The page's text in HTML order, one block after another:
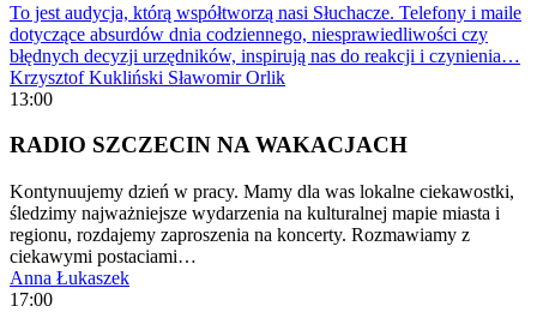
To jest audycja, którą współtworzą nasi Słuchacze. Telefony i maile
dotyczące absurdów dnia codziennego, niesprawiedliwości czy
błędnych decyzji urzędników, inspirują nas do reakcji i czynienia…
Krzysztof Kukliński Sławomir Orlik
13:00
RADIO SZCZECIN NA WAKACJACH
Kontynuujemy dzień w pracy. Mamy dla was lokalne ciekawostki,
śledzimy najważniejsze wydarzenia na kulturalnej mapie miasta i
regionu, rozdajemy zaproszenia na koncerty. Rozmawiamy z
ciekawymi postaciami…
Anna Łukaszek
17:00